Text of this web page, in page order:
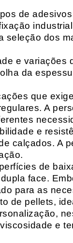
de
seleção dos
e variações
da
que
A
e
calçados. A
de
face.
para as
de pellets,
e